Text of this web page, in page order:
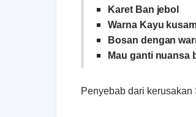
Karet Ban jebol
Warna Kayu
Bosan dengan
Mau ganti nuansa
Penyebab dari